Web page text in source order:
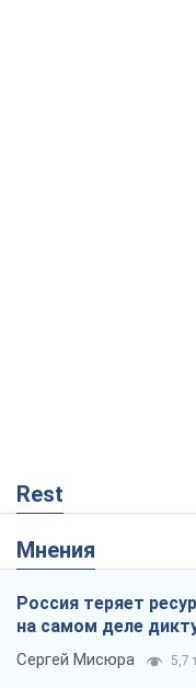
Rest
Мнения
Россия теряет
на самом деле
Сергей Мисюра 5,7